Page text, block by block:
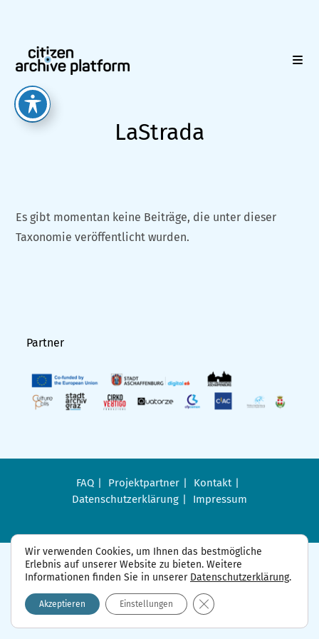
springen
LaStrada
Es gibt momentan keine Beiträge, die unter dieser
Taxonomie veröffentlicht wurden.
Partner
FAQ Projektpartner
Kontakt
Datenschutzerklärung
Impressum
Wir verwenden Cookies, um Ihnen das bestmögliche
Erlebnis auf unserer Website zu bieten. Weitere
Informationen finden Sie in unserer Datenschutzerklärung.
Akzeptieren Einstellungen GDPR Cookie-Banner